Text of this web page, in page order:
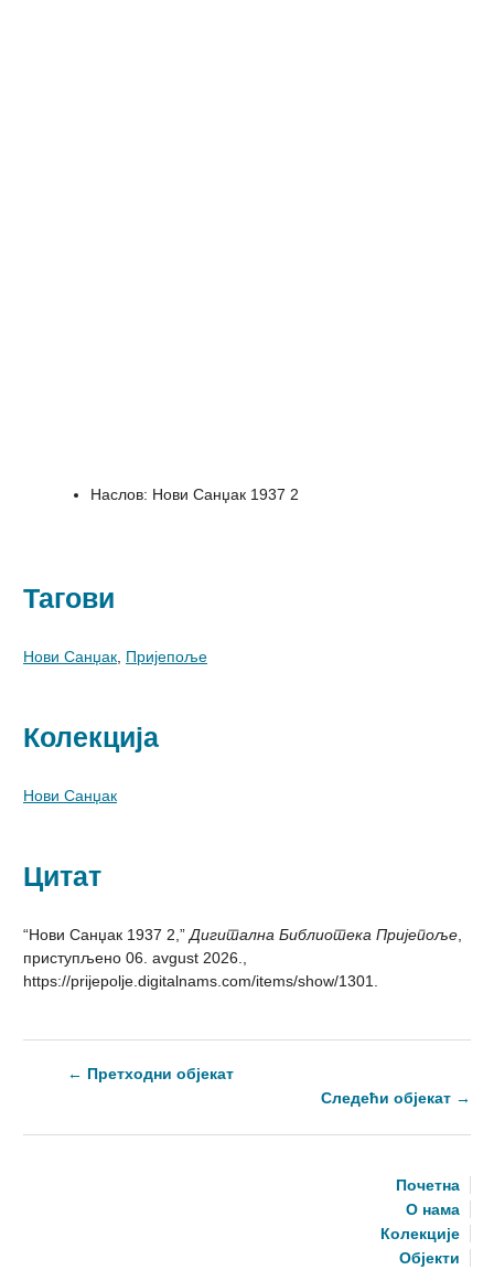
Наслов: Нови Санџак 1937 2
Тагови
Нови Санџак Пријепоље
Колекција
Нови Санџак
Цитат
“Нови Санџак 1937 2,” Дигитална Библиотека Пријепоље
приступљено 06. avgust 2026.,
https://prijepolje.digitalnams.com/items/show/1301
← Претходни објекат
Следећи објекат →
Почетна
О нама
Колекције
Објекти